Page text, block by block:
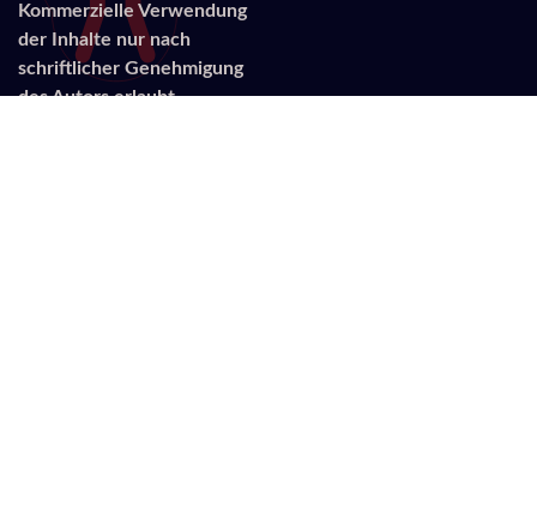
Kommerzielle Verwendung
der Inhalte nur nach
schriftlicher Genehmigung
des Autors erlaubt.